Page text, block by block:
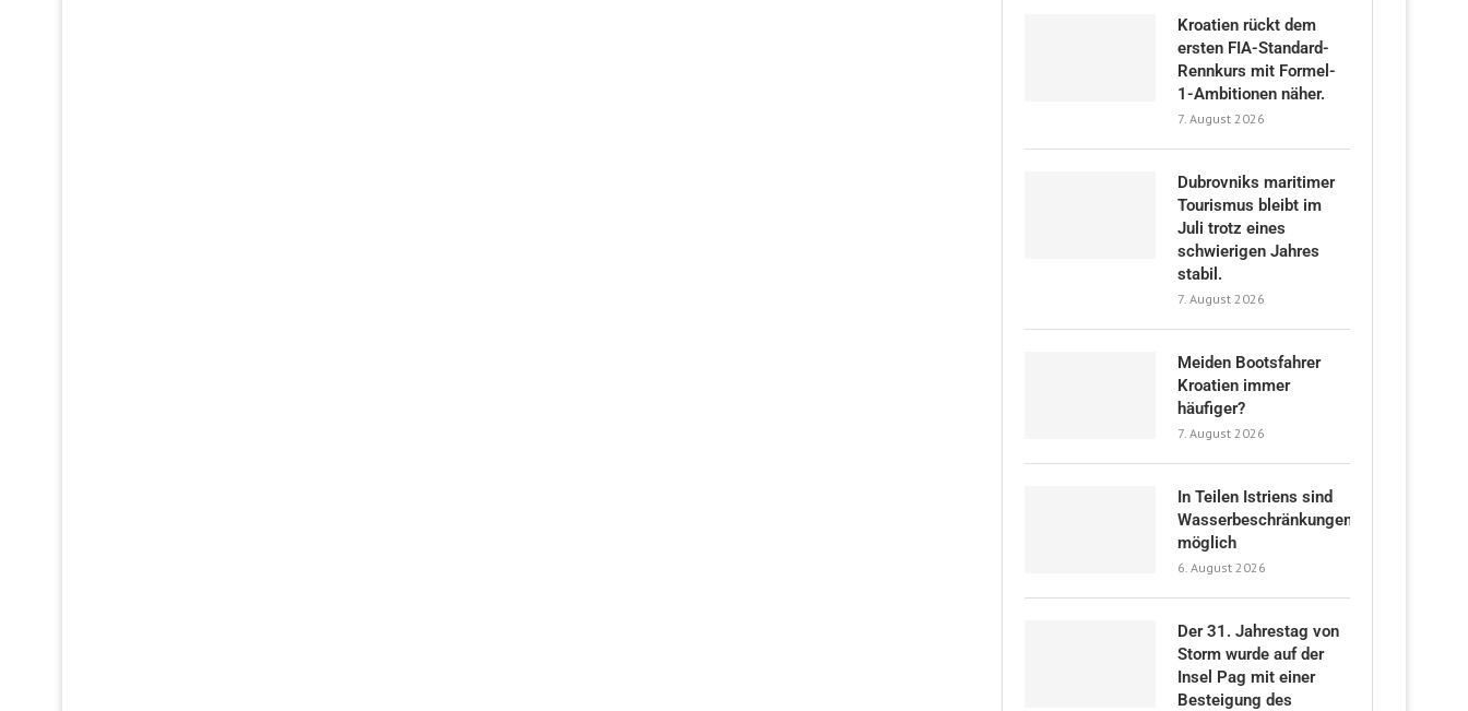
Kroatien rückt dem
ersten FIA-Standard-
Rennkurs mit Formel-
1-Ambitionen näher.
7. August 2026
Dubrovniks maritimer
Tourismus bleibt im
Juli trotz eines
schwierigen Jahres
stabil.
7. August 2026
Meiden Bootsfahrer
Kroatien immer
häufiger?
7. August 2026
In Teilen Istriens sind
Wasserbeschränkungen
möglich
6. August 2026
Der 31. Jahrestag von
Storm wurde auf der
Insel Pag mit einer
Besteigung des